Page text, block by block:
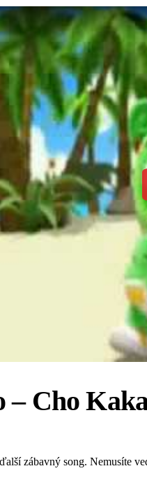
– Cho
zábavný song. Nemusíte